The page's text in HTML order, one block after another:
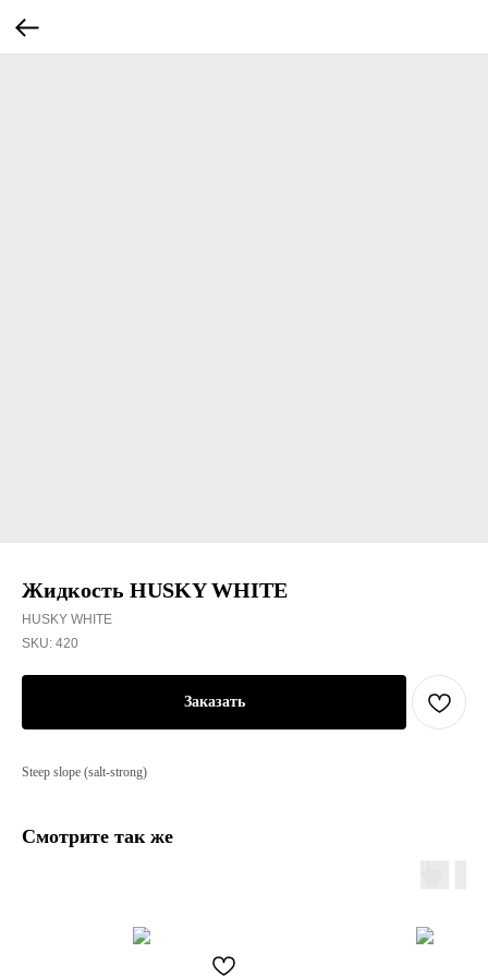
Жидкость HUSKY WHITE
HUSKY WHITE
SKU: 420
Заказать
Steep slope (salt-strong)
Смотрите так же